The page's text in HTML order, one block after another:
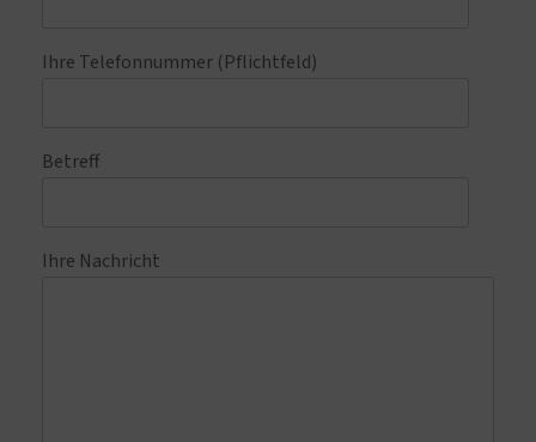
Ihre Telefonnummer (Pflichtfeld)
Betreff
Ihre Nachricht